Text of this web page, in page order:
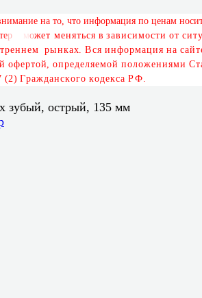
нимание на то, что информация по ценам носи
тер может меняться в зависимости от ситу
треннем рынках. Вся информация на сайт
й офертой, определяемой положениями Ст
(2) Гражданского кодекса РФ.
зубый, острый, 135 мм